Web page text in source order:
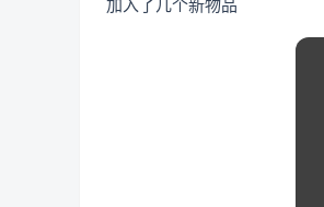
加入了几个新物品